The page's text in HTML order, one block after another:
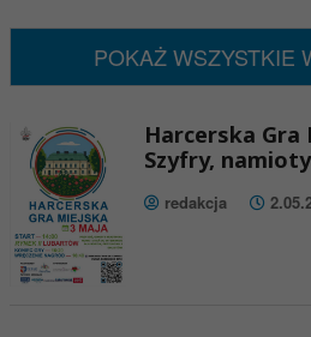
POKAŻ WSZYSTKIE
Harcerska Gra
Szyfry,
redakcja